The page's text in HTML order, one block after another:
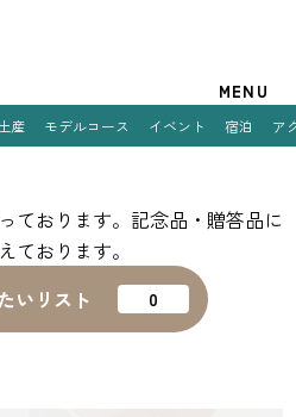
産 モデルコース イベント 宿泊 ア
ております。記念品・贈答品に
ております。
いリスト
MENU